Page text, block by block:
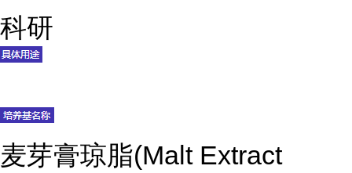
科研
麦芽膏琼脂(Malt Extract